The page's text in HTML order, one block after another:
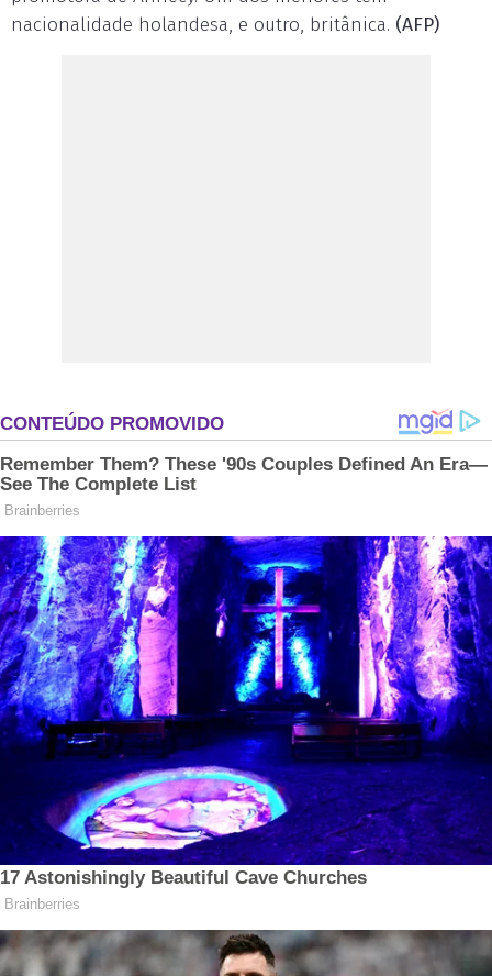
nacionalidade holandesa, e outro, britânica. (AFP)